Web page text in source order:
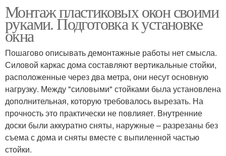
Монтаж пластиковых окон своими
руками. Подготовка к установке
окна
Пошагово описывать демонтажные работы нет смысла.
Силовой каркас дома составляют вертикальные стойки,
расположенные через два метра, они несут основную
нагрузку. Между "силовыми" стойками была установлена
дополнительная, которую требовалось вырезать. На
прочность это практически не повлияет. Внутренние
доски были аккуратно сняты, наружные – разрезаны без
съема с дома и сняты вместе с выпиленной частью
стойки.